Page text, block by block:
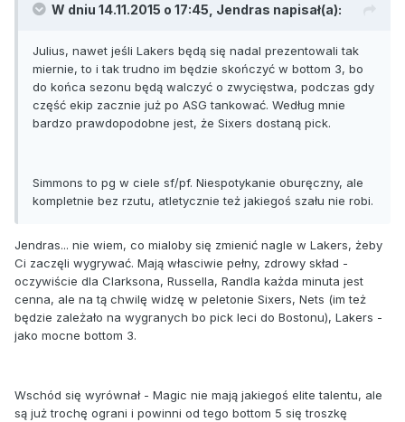
W dniu 14.11.2015 o 17:45, Jendras napisał(a):
Julius, nawet jeśli Lakers będą się nadal prezentowali tak
miernie, to i tak trudno im będzie skończyć w bottom 3, bo
do końca sezonu będą walczyć o zwycięstwa, podczas gdy
część ekip zacznie już po ASG tankować. Według mnie
bardzo prawdopodobne jest, że Sixers dostaną pick.
Simmons to pg w ciele sf/pf. Niespotykanie oburęczny, ale
kompletnie bez rzutu, atletycznie też jakiegoś szału nie robi.
Jendras... nie wiem, co mialoby się zmienić nagle w Lakers, żeby
Ci zaczęli wygrywać. Mają własciwie pełny, zdrowy skład -
oczywiście dla Clarksona, Russella, Randla każda minuta jest
cenna, ale na tą chwilę widzę w peletonie Sixers, Nets (im też
będzie zależało na wygranych bo pick leci do Bostonu), Lakers -
jako mocne bottom 3.
Wschód się wyrównał - Magic nie mają jakiegoś elite talentu, ale
są już trochę ograni i powinni od tego bottom 5 się troszkę